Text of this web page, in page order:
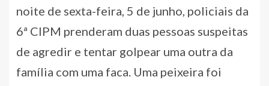
noite de sexta-feira, 5 de junho, policiais da
6ª CIPM prenderam duas pessoas suspeitas
de agredir e tentar golpear uma outra da
família com uma faca. Uma peixeira foi